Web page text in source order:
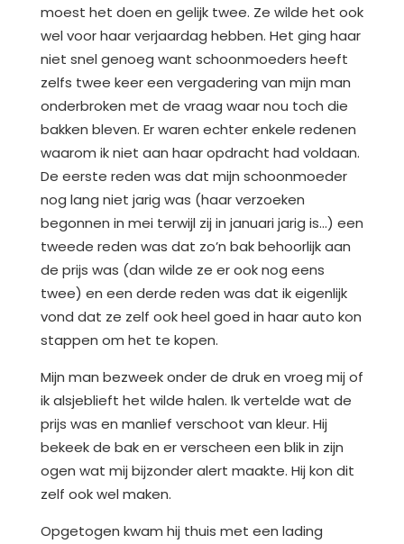
moest het doen en gelijk twee. Ze wilde het ook
wel voor haar verjaardag hebben. Het ging haar
niet snel genoeg want schoonmoeders heeft
zelfs twee keer een vergadering van mijn man
onderbroken met de vraag waar nou toch die
bakken bleven. Er waren echter enkele redenen
waarom ik niet aan haar opdracht had voldaan.
De eerste reden was dat mijn schoonmoeder
nog lang niet jarig was (haar verzoeken
begonnen in mei terwijl zij in januari jarig is…) een
tweede reden was dat zo’n bak behoorlijk aan
de prijs was (dan wilde ze er ook nog eens
twee) en een derde reden was dat ik eigenlijk
vond dat ze zelf ook heel goed in haar auto kon
stappen om het te kopen.
Mijn man bezweek onder de druk en vroeg mij of
ik alsjeblieft het wilde halen. Ik vertelde wat de
prijs was en manlief verschoot van kleur. Hij
bekeek de bak en er verscheen een blik in zijn
ogen wat mij bijzonder alert maakte. Hij kon dit
zelf ook wel maken.
Opgetogen kwam hij thuis met een lading